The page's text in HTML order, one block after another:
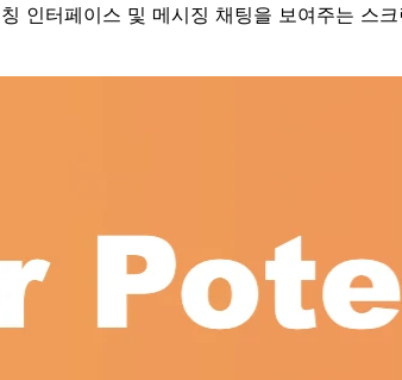
인터페이스 및 메시징 채팅을 보여주는 스